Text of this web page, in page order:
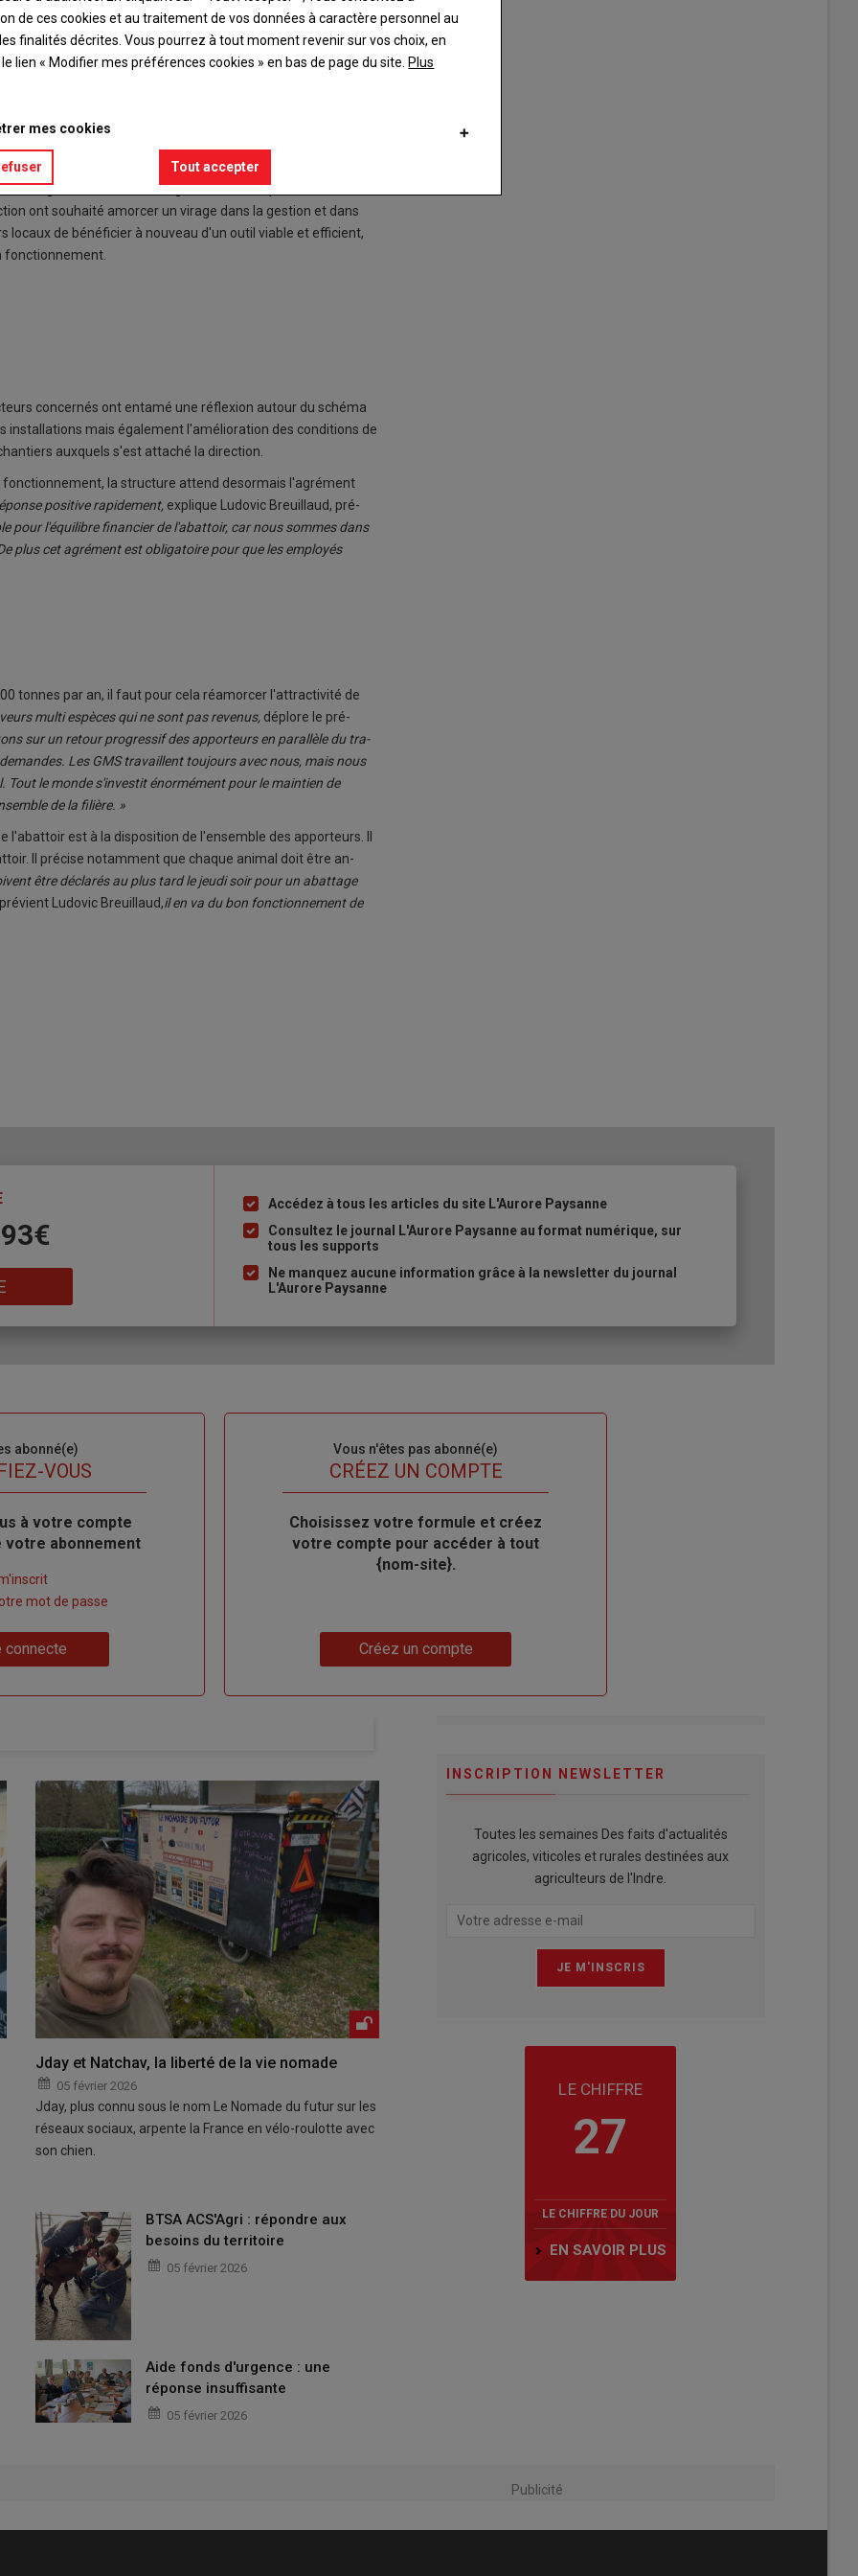
as­su­rer sa pé­ren­nité.
d'élar­gir son offre d'abat­tage. Ré­ou­vert de­puis la fin
ont sou­haité amor­cer un vi­rage dans la ges­tion et dans
lo­caux de bé­né­fi­cier à nou­veau d'un outil viable et ef­fi­cient,
fonc­tion­ne­ment.
concer­nés ont en­tamé une ré­flexion au­tour du schéma
ins­tal­la­tions mais éga­le­ment l'amé­lio­ra­tion des condi­tions de
aux­quels s'est at­ta­ché la di­rec­tion.
la struc­ture at­tend de­sor­mais l'agré­ment
po­si­tive ra­pi­de­ment, ex­plique Lu­do­vic Breuillaud, pré­
pour l'équi­libre fi­nan­cier de l'abattoir, car nous sommes dans
plus cet agré­ment est obli­ga­toire pour que les em­ployés
tonnes par an, il faut pour cela ré­amor­cer l'at­trac­ti­vité de
multi es­pèces qui ne sont pas re­ve­nus, dé­plore le pré­
sur un re­tour pro­gres­sif des ap­por­teurs en pa­ral­lèle du tra­
Les GMS tra­vaillent tou­jours avec nous, mais nous
le monde s'in­ves­tit énor­mé­ment pour le main­tien de
de la fi­lière. »
est à la dis­po­si­tion de l'en­semble des ap­por­teurs. Il
Il pré­cise no­tam­ment que chaque ani­mal doit être an­
être dé­cla­rés au plus tard le jeudi soir pour un abat­tage
pré­vient Lu­do­vic Breuillaud,il en va du bon fonc­tion­ne­ment de
Liste
à
puce
Accédez à tous les articles du site L'Aurore Paysanne
Consultez le journal L'Aurore Paysanne au format numérique, sur
tous les supports
Ne manquez aucune information grâce à la newsletter du journal
L'Aurore Paysanne
abonné(e)
VOUS
à votre compte
abonnement
mot de passe
connecte
Vous n'êtes pas abonné(e)
TITRECRÉEZ UN COMPTE
Body
Choisissez votre formule et créez
votre compte pour accéder à tout
{nom-site}.
Créez un compte
Jday et Natchav, la liberté de la vie nomade
05 février 2026
Jday, plus connu sous le nom Le Nomade du futur sur les
réseaux sociaux, arpente la France en vélo-roulotte avec
son chien.
BTSA ACS'Agri : répondre aux
besoins du territoire
05 février 2026
Aide fonds d'urgence : une
réponse insuffisante
05 février 2026
INSCRIPTION NEWSLETTER
Toutes les semaines Des faits d'actualités
agricoles, viticoles et rurales destinées aux
agriculteurs de l'Indre.
LE CHIFFRE
27
LE CHIFFRE DU JOUR
EN SAVOIR PLUS
Publicité
de ces cookies et au traitement de vos données à caractère personnel au
finalités décrites. Vous pourrez à tout moment revenir sur vos choix, en
lien « Modifier mes préférences cookies » en bas de page du site. Plus
mes cookies
Tout accepter